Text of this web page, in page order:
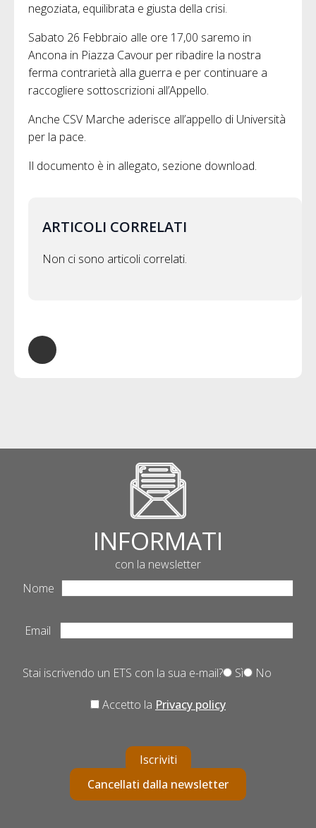
negoziata, equilibrata e giusta della crisi.
Sabato 26 Febbraio alle ore 17,00 saremo in
Ancona in Piazza Cavour per ribadire la nostra
ferma contrarietà alla guerra e per continuare a
raccogliere sottoscrizioni all’Appello.
Anche CSV Marche aderisce all’appello di Università
per la pace.
Il documento è in allegato, sezione download.
ARTICOLI CORRELATI
Non ci sono articoli correlati.
INFORMATI
con la newsletter
Nome
Email
Stai iscrivendo un ETS con la sua e-mail? Sì No
Accetto la Privacy policy
Iscriviti
Cancellati dalla newsletter